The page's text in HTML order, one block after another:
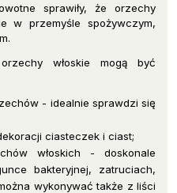
sprawiły, że orzechy
w przemyśle spożywczym,
włoskie mogą być
- idealnie sprawdzi się
ciasteczek i ciast;
włoskich - doskonale
bakteryjnej, zatruciach,
wykonywać także z liści